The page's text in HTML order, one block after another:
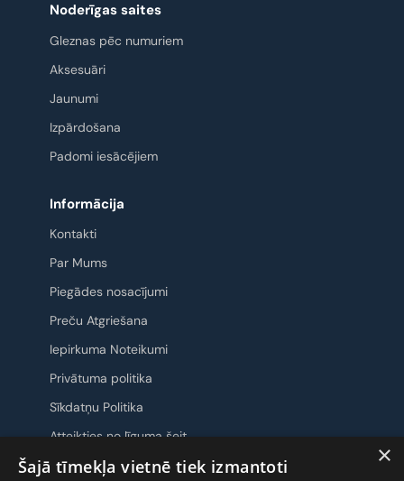
Noderīgas saites
Gleznas pēc numuriem
Aksesuāri
Jaunumi
Izpārdošana
Padomi iesācējiem
Informācija
Kontakti
Par Mums
Piegādes nosacījumi
Preču Atgriešana
Iepirkuma Noteikumi
Privātuma politika
Sīkdatņu Politika
Atteikties no līguma šeit
×
Šajā tīmekļa vietnē tiek izmantoti